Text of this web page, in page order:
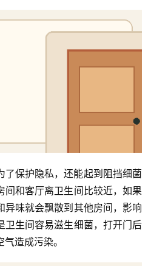
了保护隐私，还能起到阻挡细菌
间和客厅离卫生间比较近，如果
异味就会飘散到其他房间，影响
卫生间容易滋生细菌，打开门后
造成污染。